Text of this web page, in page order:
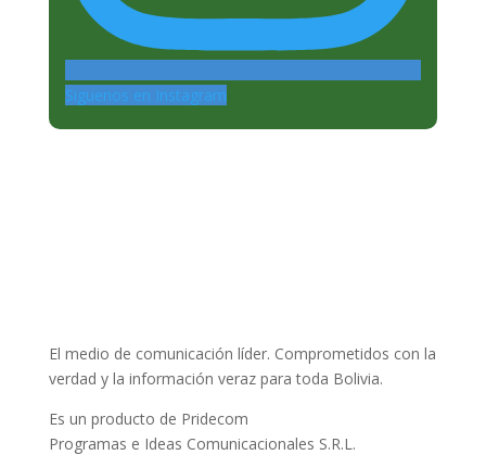
Siguenos en Instagram
El medio de comunicación líder. Comprometidos con la
verdad y la información veraz para toda Bolivia.
Es un producto de Pridecom
Programas e Ideas Comunicacionales S.R.L.